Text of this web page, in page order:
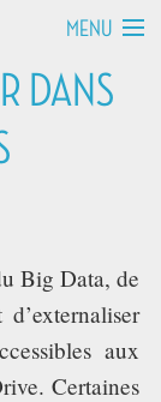
MENU
DANS
Big Data, de
aux
Certaines